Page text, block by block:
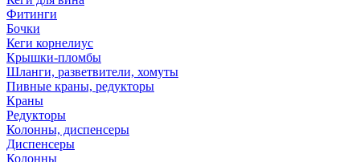
Фитинги
Бочки
Кеги корнелиус
Крышки-пломбы
Шланги, разветвители, хомуты
Пивные краны, редукторы
Краны
Редукторы
Колонны, диспенсеры
Диспенсеры
Колонны